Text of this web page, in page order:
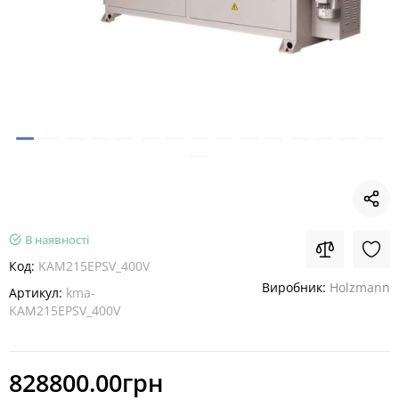
В наявності
Код: KAM215EPSV_400V
Артикул: kma-
KAM215EPSV_400V
Виробник: Holzmann
828800.00грн